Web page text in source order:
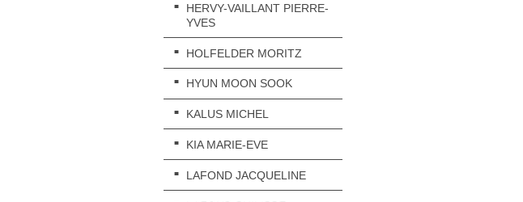
HERVY-VAILLANT PIERRE-
YVES
HOLFELDER MORITZ
HYUN MOON SOOK
KALUS MICHEL
KIA MARIE-EVE
LAFOND JACQUELINE